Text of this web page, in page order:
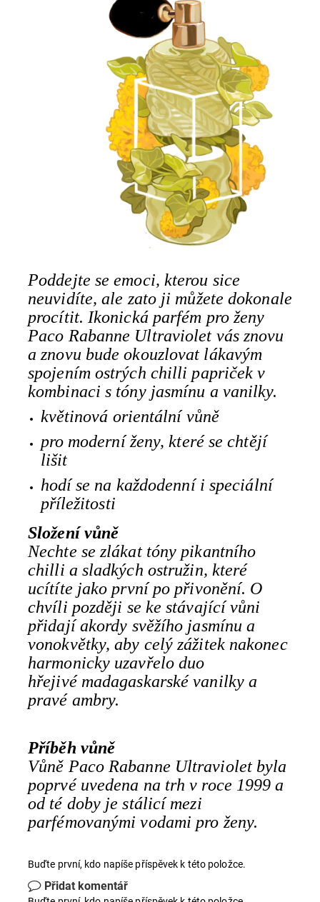
Poddejte se emoci, kterou sice
neuvidíte, ale zato ji můžete dokonale
procítit. Ikonická parfém pro ženy
Paco Rabanne Ultraviolet vás znovu
a znovu bude okouzlovat lákavým
spojením ostrých chilli papriček v
kombinaci s tóny jasmínu a vanilky.
květinová orientální vůně
pro moderní ženy, které se chtějí
lišit
hodí se na každodenní i speciální
příležitosti
Složení vůně
Nechte se zlákat tóny pikantního
chilli a sladkých ostružin, které
ucítíte jako první po přivonění. O
chvíli později se ke stávající vůni
přidají akordy svěžího jasmínu a
vonokvětky, aby celý zážitek nakonec
harmonicky uzavřelo duo
hřejivé madagaskarské vanilky a
pravé ambry.
Příběh vůně
Vůně Paco Rabanne Ultraviolet byla
poprvé uvedena na trh v roce 1999 a
od té doby je stálicí mezi
parfémovanými vodami pro ženy.
Buďte první, kdo napíše příspěvek k této položce.
Přidat komentář